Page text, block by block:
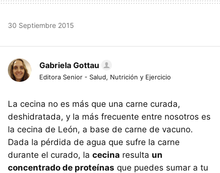
30 Septiembre 2015
Gabriela Gottau
Editora Senior - Salud, Nutrición y Ejercicio
La cecina no es más que una carne curada,
deshidratada, y la más frecuente entre nosotros es
la cecina de León, a base de carne de vacuno.
Dada la pérdida de agua que sufre la carne
durante el curado, la cecina resulta un
concentrado de proteínas que puedes sumar a tu